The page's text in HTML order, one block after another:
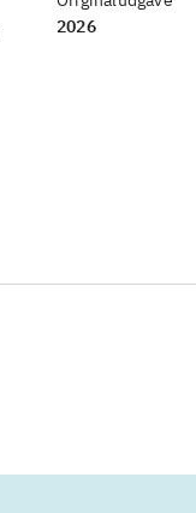
2026